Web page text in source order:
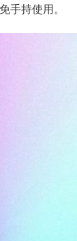
手持使用。